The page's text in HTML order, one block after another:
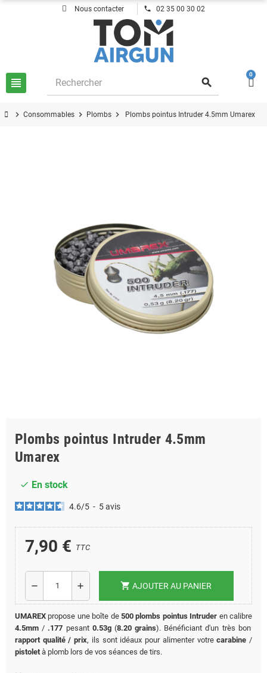
Nous contacter phone 02 35 00 30 02
view_headline search
0
chevron_right Consommables chevron_right Plombs chevron_right Plombs pointus Intruder 4.5mm Umarex
Plombs pointus Intruder 4.5mm
Umarex
check En stock
4.6/5 - 5avis
7,90 € TTC
remove add shopping_cart AJOUTER AU PANIER
UMAREX propose une boîte de 500 plombs pointus Intruder en calibre
4.5mm / .177 pesant 0.53g(8.20 grains). Bénéficiant d'un très bon
rapport qualité / prix, ils sont idéaux pour alimenter votrecarabine /
pistolet à plomb lors de vos séances de tirs.